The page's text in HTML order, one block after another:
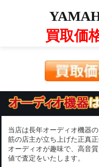
買取価
当店は長年オーディオ機器
筋の店主が立ち上げた正真
オーディオが趣味で、高音
値で査定をいたします。